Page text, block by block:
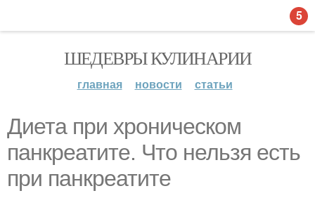
ШЕДЕВРЫ КУЛИНАРИИ
главная новости статьи
Диета при хроническом
панкреатите. Что нельзя есть
при панкреатите
5